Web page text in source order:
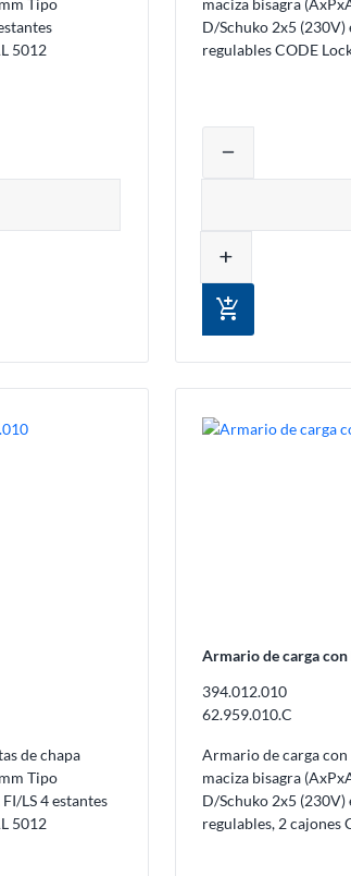
5012
o eliminar productos
D/Schuko 2x5 (230V)
regulables CODE
Ajustar la
remove
add
add_shopping_cart
de chapa
Tipo
LS 4 estantes
5012
Armario de carga
394.012.010
62.959.010.C
Armario de carga
maciza bisagra
D/Schuko 2x5 (230V)
regulables, 2 cajones